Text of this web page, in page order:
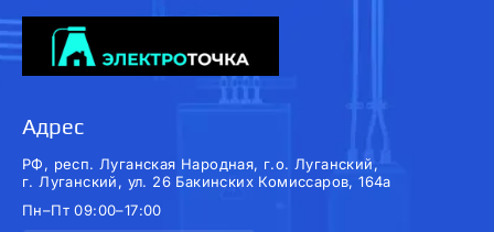
Адрес
РФ, респ. Луганская Народная, г.о. Луганский,
г. Луганский, ул. 26 Бакинских Комиссаров, 164а
Пн–Пт 09:00–17:00